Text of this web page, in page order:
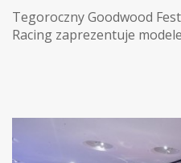
Tegoroczny Goodwood
Racing zaprezentuje modele